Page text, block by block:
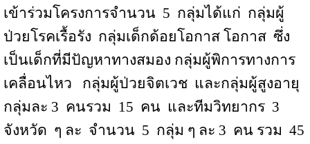
เข้าร่วมโครงการจำนวน 5 กลุ่มได้แก่ กลุ่มผู้
ป่วยโรคเรื้อรัง กลุ่มเด็กด้อยโอกาส โอกาส ซึ่ง
เป็นเด็กที่มีปัญหาทางสมอง กลุ่มผู้พิการทางการ
เคลื่อนไหว
กลุ่มผู้ป่วยจิตเวช และกลุ่มผู้สูงอายุ
กลุ่มละ 3 คนรวม 15 คน และทีมวิทยากร 3
จังหวัด ๆ ละ จำนวน 5 กลุ่ม ๆ ละ 3 คน รวม 45